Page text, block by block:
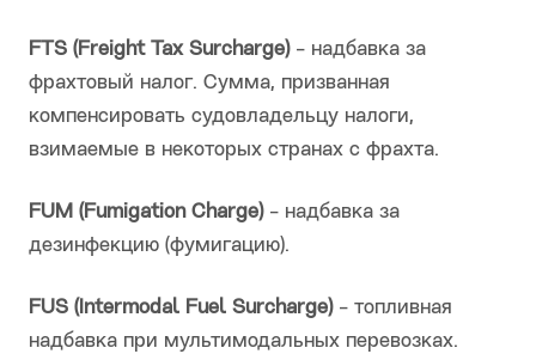
FTS (Freight Tax Surcharge)- надбавка за
фрахтовый налог. Сумма, призванная
компенсировать судовладельцу налоги,
взимаемые в некоторых странах с фрахта.
FUM (Fumigation Charge)- надбавка за
дезинфекцию (фумигацию).
FUS (Intermodal Fuel Surcharge)- топливная
надбавка при мультимодальных перевозках.